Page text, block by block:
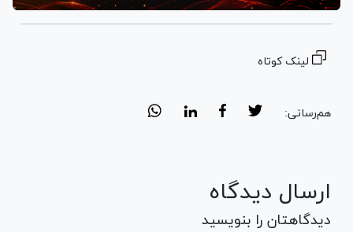
لینک کوتاه
هم‌رسانی:
ارسال دیدگاه
دیدگاهتان را بنویسید